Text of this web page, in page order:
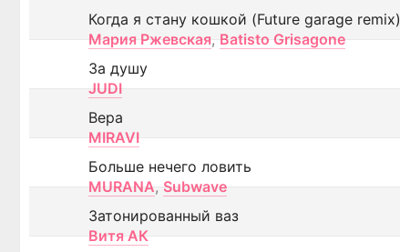
Когда я стану кошкой (Future garage remix)
Мария Ржевская, Batisto Grisagone
За душу
JUDI
Вера
MIRAVI
Больше нечего ловить
MURANA, Subwave
Затонированный ваз
Витя АК